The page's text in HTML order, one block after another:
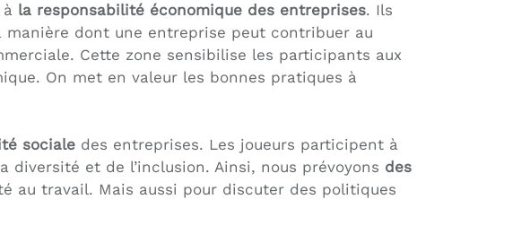
la responsabilité économique des entreprises. Ils
dont une entreprise peut contribuer au
Cette zone sensibilise les participants aux
On met en valeur les bonnes pratiques à
sociale des entreprises. Les joueurs participent à
et de l’inclusion. Ainsi, nous prévoyons des
au travail. Mais aussi pour discuter des politiques